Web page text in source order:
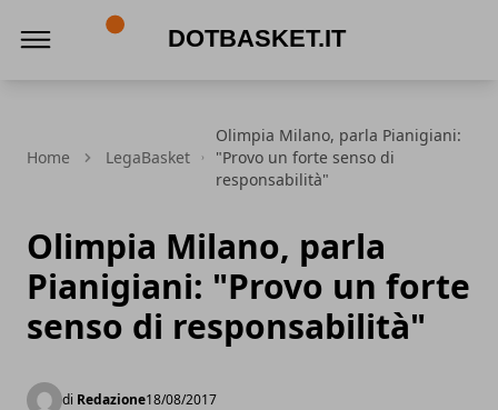
Home LegaBasket
Olimpia Milano, parla Pianigiani:
"Provo un forte senso di
responsabilità"
Olimpia Milano, parla
Pianigiani: "Provo un forte
senso di responsabilità"
di Redazione18/08/2017